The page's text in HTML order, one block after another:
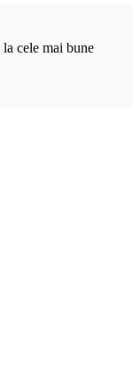
la cele mai bune